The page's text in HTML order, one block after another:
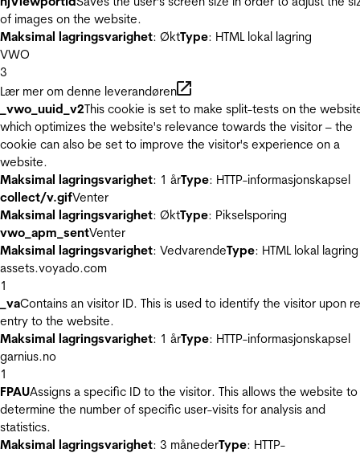
of images on the website.
Maksimal lagringsvarighet: ØktType: HTML lokal lagring
VWO
3
Lær mer om denne leverandøren
_vwo_uuid_v2This cookie is set to make split-tests on the
which optimizes the website's relevance towards the visitor – the
cookie can also be set to improve the visitor's experience on a
website.
Maksimal lagringsvarighet: 1 årType: HTTP-informasjonskapsel
collect/v.gifVenter
Maksimal lagringsvarighet: ØktType: Pikselsporing
vwo_apm_sentVenter
Maksimal lagringsvarighet: VedvarendeType: HTML lokal lagring
assets.voyado.com
1
_vaContains an visitor ID. This is used to identify the visitor upon
entry to the website.
Maksimal lagringsvarighet: 1 årType: HTTP-informasjonskapsel
garnius.no
1
FPAUAssigns a specific ID to the visitor. This allows the website to
determine the number of specific user-visits for analysis and
statistics.
Maksimal lagringsvarighet: 3 månederType: HTTP-